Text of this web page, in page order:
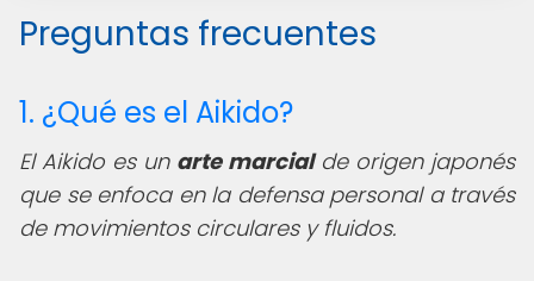
Preguntas frecuentes
1. ¿Qué es el Aikido?
El Aikido es un arte marcialde origen japonés
que se enfoca en la defensa personal a través
de movimientos circulares y fluidos.